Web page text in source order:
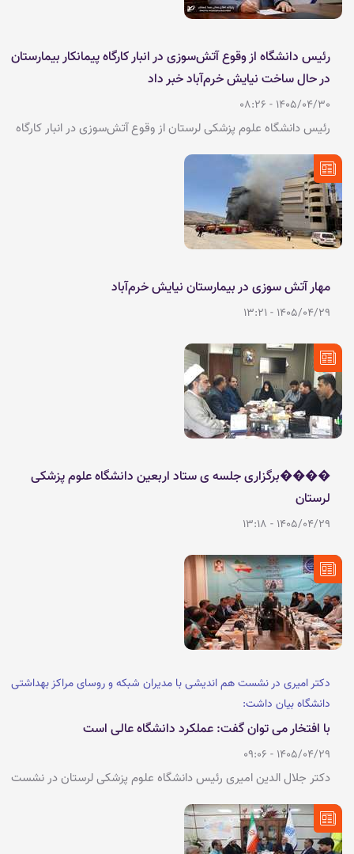
رئیس دانشگاه از وقوع آتش‌سوزی در انبار کارگاه پیمانکار بیمارستان
در حال ساخت نیایش خرم‌آباد خبر داد
1405/04/30 - 08:26
رئیس دانشگاه علوم پزشکی لرستان از وقوع آتش‌سوزی در انبار کارگاه
حادثه با حضور به‌موقع نیروهای امدادی و آتش‌نشانی مهار شد و
هیچ‌گونه تلفات جانی در پی نداشت.
مهار آتش سوزی در بیمارستان نیایش خرم‌آباد
1405/04/29 - 13:21
����برگزاری جلسه ی ستاد اربعین دانشگاه علوم پزشکی
لرستان
1405/04/29 - 13:18
دکتر امیری در نشست هم اندیشی با مدیران شبکه و روسای مراکز بهداشتی
دانشگاه بیان داشت:
با افتخار می توان گفت: عملکرد دانشگاه عالی است
1405/04/29 - 09:06
دکتر جلال الدین امیری رئیس دانشگاه علوم پزشکی لرستان در نشست
داشت: با افتخار می توان گفت؛ هرجا که بحث عملکردی دستگاه های
اجرایی استان است؛ عملکرد دانشگاه علوم پزشکی، همیشه عالی است و